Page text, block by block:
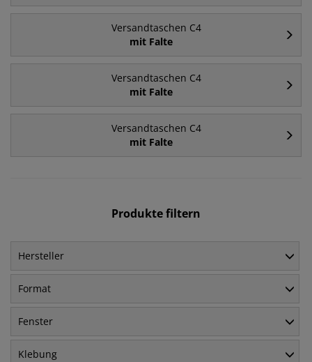
Versandtaschen C4
mit Falte
Versandtaschen C4
mit Falte
Versandtaschen C4
mit Falte
Produkte filtern
Hersteller
Format
Fenster
Klebung